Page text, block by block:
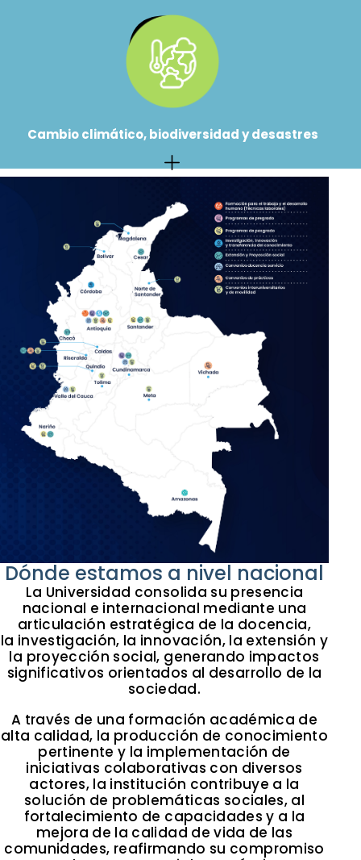
Cambio climático, biodiversidad y desastres
Dónde estamos a nivel nacional
La Universidad consolida su presencia
nacional e internacional mediante una
articulación estratégica de la docencia,
la investigación, la innovación, la extensión y
la proyección social, generando impactos
significativos orientados al desarrollo de la
sociedad.
A través de una formación académica de
alta calidad, la producción de conocimiento
pertinente y la implementación de
iniciativas colaborativas con diversos
actores, la institución contribuye a la
solución de problemáticas sociales, al
fortalecimiento de capacidades y a la
mejora de la calidad de vida de las
comunidades, reafirmando su compromiso